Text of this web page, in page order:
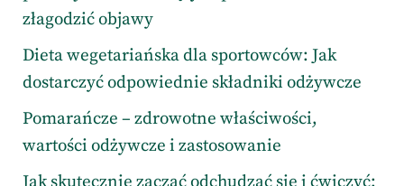
złagodzić objawy
Dieta wegetariańska dla sportowców: Jak
dostarczyć odpowiednie składniki odżywcze
Pomarańcze – zdrowotne właściwości,
wartości odżywcze i zastosowanie